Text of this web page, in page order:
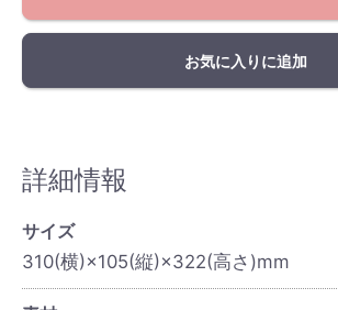
お気に入りに追加
詳細情報
サイズ
310(横)×105(縦)×322(高さ)mm